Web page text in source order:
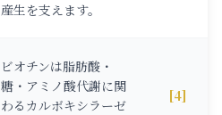
産生を支えます。
ビオチンは脂肪酸・
糖・アミノ酸代謝に関
わるカルボキシラーゼ
[4]